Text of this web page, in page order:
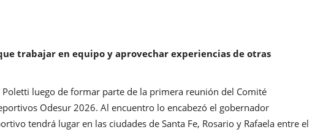
que trabajar en equipo y aprovechar experiencias de otras
luego de formar parte de la primera reunión del Comité
Odesur 2026. Al encuentro lo encabezó el gobernador
tendrá lugar en las ciudades de Santa Fe, Rosario y Rafaela entre el